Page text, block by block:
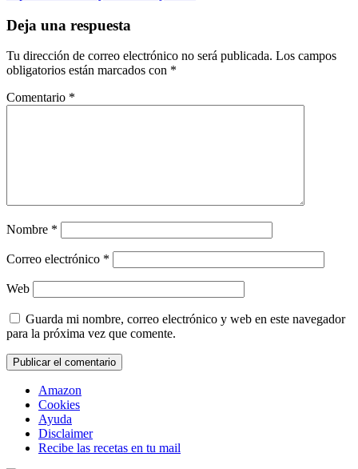
Deja una respuesta
Tu dirección de correo electrónico no será publicada. Los campos
obligatorios están marcados con *
Comentario *
Nombre *
Correo electrónico *
Web
Guarda mi nombre, correo electrónico y web en este navegador
para la próxima vez que comente.
Amazon
Cookies
Ayuda
Disclaimer
Recibe las recetas en tu mail